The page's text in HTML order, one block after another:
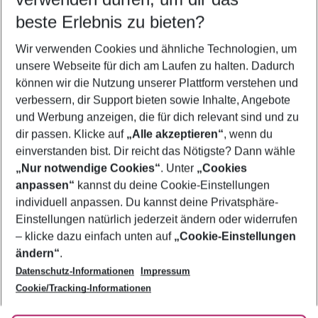
5-8 Nächte
2 Erwachsene Keine Kinder
Mehr Filter anzeigen
Footer
Footer navigation
Über uns
AGB
Bestpreisgarantie
Cookie-Einstellungen ändern
Cookie-Richtlinie
Agenturbetreuung
Barrierefreies Reisen
Folge uns
beste Erlebnis zu bieten?
Wir verwenden Cookies und ähnliche Technologien, um
unsere Webseite für dich am Laufen zu halten. Dadurch
können wir die Nutzung unserer Plattform verstehen und
verbessern, dir Support bieten sowie Inhalte, Angebote
und Werbung anzeigen, die für dich relevant sind und zu
dir passen. Klicke auf „Alle akzeptieren“, wenn du
einverstanden bist. Dir reicht das Nötigste? Dann wähle
„Nur notwendige Cookies“. Unter „Cookies
anpassen“ kannst du deine Cookie-Einstellungen
individuell anpassen. Du kannst deine Privatsphäre-
Einstellungen natürlich jederzeit ändern oder widerrufen
– klicke dazu einfach unten auf „Cookie-Einstellungen
ändern“.
Datenschutz-Informationen
Impressum
Cookie/Tracking-Informationen